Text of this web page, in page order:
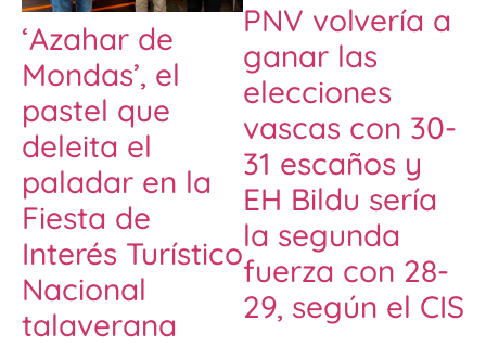
‘Azahar de
Mondas’, el
pastel que
deleita el
paladar en la
Fiesta de
Interés Turístico
Nacional
talaverana
PNV volvería a
ganar las
elecciones
vascas con 30-
31 escaños y
EH Bildu sería
la segunda
fuerza con 28-
29, según el CIS